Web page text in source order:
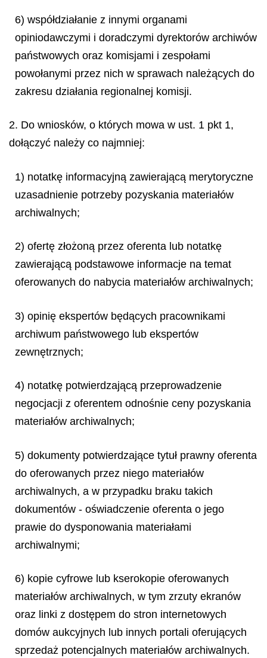
6) współdziałanie z innymi organami
opiniodawczymi i doradczymi dyrektorów archiwów
państwowych oraz komisjami i zespołami
powołanymi przez nich w sprawach należących do
zakresu działania regionalnej komisji.
2. Do wniosków, o których mowa w ust. 1 pkt 1,
dołączyć należy co najmniej:
1) notatkę informacyjną zawierającą merytoryczne
uzasadnienie potrzeby pozyskania materiałów
archiwalnych;
2) ofertę złożoną przez oferenta lub notatkę
zawierającą podstawowe informacje na temat
oferowanych do nabycia materiałów archiwalnych;
3) opinię ekspertów będących pracownikami
archiwum państwowego lub ekspertów
zewnętrznych;
4) notatkę potwierdzającą przeprowadzenie
negocjacji z oferentem odnośnie ceny pozyskania
materiałów archiwalnych;
5) dokumenty potwierdzające tytuł prawny oferenta
do oferowanych przez niego materiałów
archiwalnych, a w przypadku braku takich
dokumentów - oświadczenie oferenta o jego
prawie do dysponowania materiałami
archiwalnymi;
6) kopie cyfrowe lub kserokopie oferowanych
materiałów archiwalnych, w tym zrzuty ekranów
oraz linki z dostępem do stron internetowych
domów aukcyjnych lub innych portali oferujących
sprzedaż potencjalnych materiałów archiwalnych.